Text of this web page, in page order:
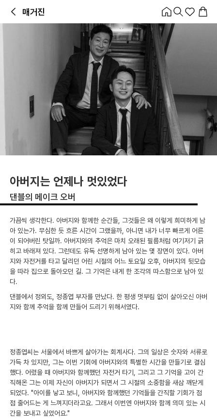
앱 첫 구매 시 10% 쿠폰 + 무료 교환/배송 앱 열기
매거진
아버지는 언제나 멋있었다
댄블의 메이크 오버
가끔씩 생각한다. 아버지와 함께한 순간들, 그것들은 왜 이렇게 희미하게 남
아 있는가. 무심한 듯 흐른 시간이 그랬을까, 아니면 내가 너무 빠르게 어른
이 되어버린 탓일까. 아버지와의 추억은 마치 오래된 필름처럼 여기저기 긁
히고 바래져 있다. 그런데도 유독 선명하게 남아 있는 몇 장면이 있다. 아버
지와 자전거를 타고 달리던 어린 시절의 어느 토요일 오후, 아버지의 뒷모습
을 따라 집으로 돌아오던 길. 그 기억은 내게 한 조각의 따스함으로 남아 있
다.
댄블에서 정외도, 정종엽 부자를 만났다. 한 평생 멋부림 없이 살아오신 아버
지와 함께 추억을 함께 만들어 드리기 위해서였다.
정종엽씨는 서울에서 바쁘게 살아가는 회계사다. 그의 일상은 숫자와 서류로
가득 차 있지만, 그는 이번 기회에 아버지와의 특별한 시간을 만들기로 결심
했다. 어렸을 때 아버지와 함께했던 자전거 타기, 그리고 그 기억을 고이 간
직해온 그는 이제 자신이 아버지가 되면서 그 시절의 소중함을 새삼 깨닫게
되었다. "아이를 낳고 보니, 아버지와 함께했던 기억들을 간직할 기회가 점
점 줄어드는 게 느껴지더라고요. 그래서 이번엔 아버지와 함께 의미 있는 시
간을 보내고 싶었어요."